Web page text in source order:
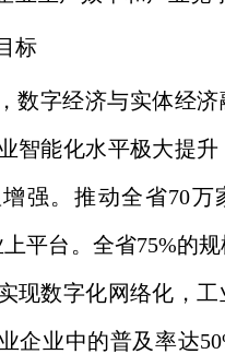
标
数字经济与实体经
智能化水平极大提
强。推动全省70万
平台。全省75%的规
现数字化网络化，工
企业中的普及率达